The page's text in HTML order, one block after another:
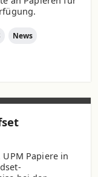
News
Papiere in